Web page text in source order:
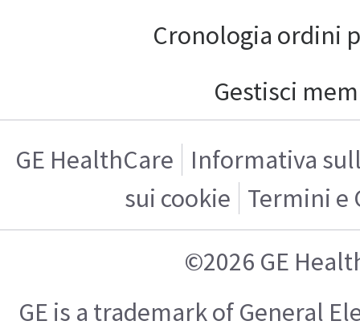
Cronologia ordini
Gestisci
GE HealthCare
Informativa
sui cookie Termini e
©2026 GE
GE is a trademark of General